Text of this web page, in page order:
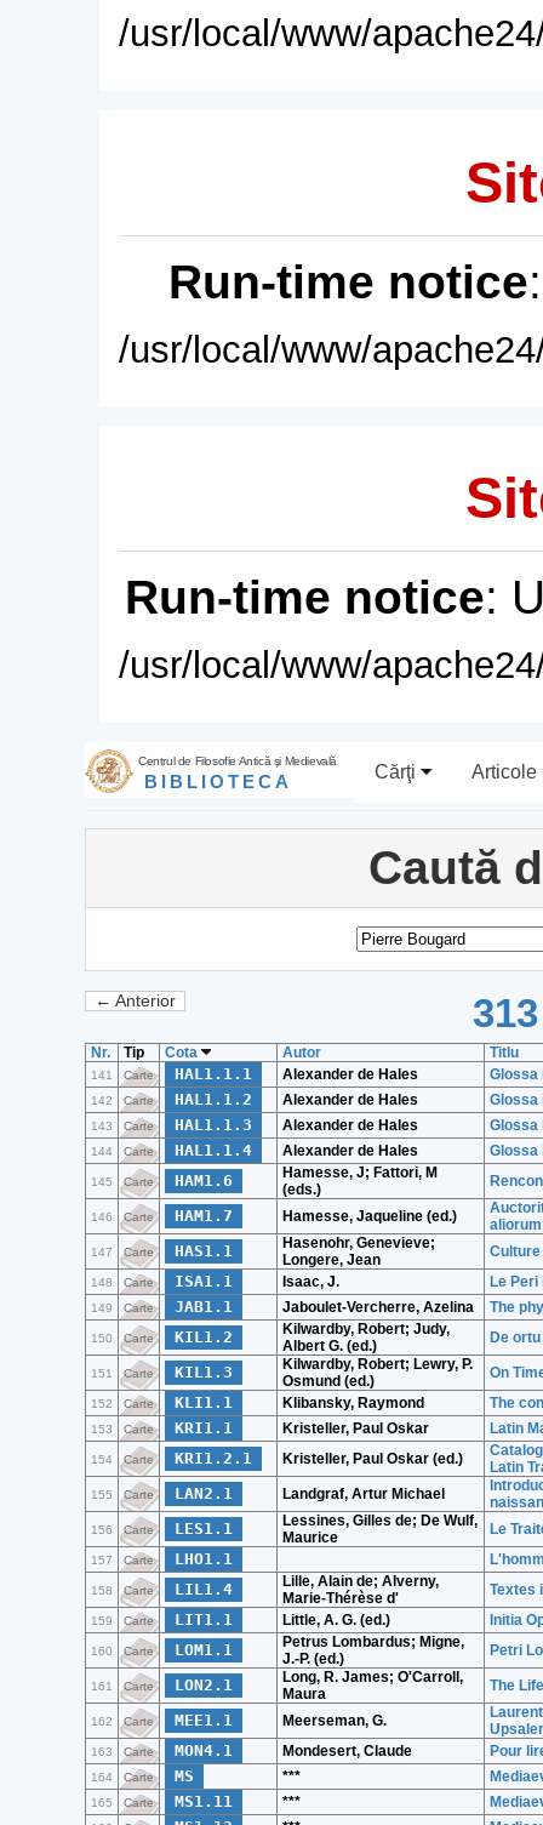
/usr/local/www/
Run-time notice
/usr/local/www/
Run-time notice:
/usr/local/www/
Centrul de Filosofie Antică şi Medievală
BIBLIOTECA Cărţi Articole
Caută
← Anterior
Nr. Tip Cota Autor Titlu
141 Carte HAL1.1.1 Alexander de Hales Glossa
142 Carte HAL1.1.2 Alexander de Hales Glossa
143 Carte HAL1.1.3 Alexander de Hales Glossa
144 Carte HAL1.1.4 Alexander de Hales Glossa
145 Carte HAM1.6
Hamesse, J; Fattori, M
(eds.)
146 Carte HAM1.7 Hamesse, Jaqueline (ed.)
147 Carte HAS1.1
Hasenohr, Genevieve;
Longere, Jean
148 Carte ISA1.1 Isaac, J. Le
149 Carte JAB1.1 Jaboulet-Vercherre, Azelina The
150 Carte KIL1.2
Kilwardby, Robert; Judy,
Albert G. (ed.)
De
151 Carte KIL1.3
Kilwardby, Robert; Lewry, P.
Osmund (ed.)
On
152 Carte KLI1.1 Klibansky, Raymond The
153 Carte KRI1.1 Kristeller, Paul Oskar Latin
154 Carte KRI1.2.1 Kristeller, Paul Oskar (ed.)
Latin
155 Carte LAN2.1 Landgraf, Artur Michael
156 Carte LES1.1
Lessines, Gilles de; De Wulf,
Maurice
Le
157 Carte LHO1.1
158 Carte LIL1.4
Lille, Alain de; Alverny,
Marie-Thérèse d'
Textes
159 Carte LIT1.1 Little, A. G. (ed.) Initia
160 Carte LOM1.1
Petrus Lombardus; Migne,
J.-P. (ed.)
Petri
161 Carte LON2.1
Long, R. James; O'Carroll,
Maura
The
162 Carte MEE1.1 Meerseman, G.
163 Carte MON4.1 Mondesert, Claude Pour
164 Carte MS ***
165 Carte MS1.11 ***